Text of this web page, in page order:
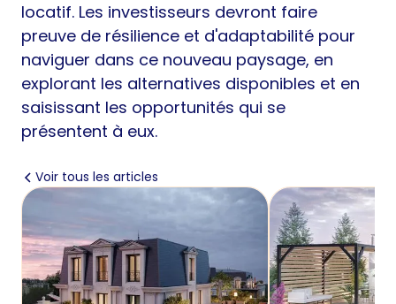
locatif. Les investisseurs devront faire
preuve de résilience et d'adaptabilité pour
naviguer dans ce nouveau paysage, en
explorant les alternatives disponibles et en
saisissant les opportunités qui se
présentent à eux.
Voir tous les articles